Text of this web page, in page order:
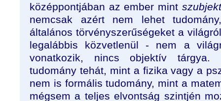
középpontjában az ember mint
nemcsak azért nem lehet
általános törvényszerűségeket a
legalábbis közvetlenül - nem a
vonatkozik, nincs objektív tárgya.
tudomány tehát, mint a fizika vagy a
nem is formális tudomány, mint a
mégsem a teljes elvontság szintjén